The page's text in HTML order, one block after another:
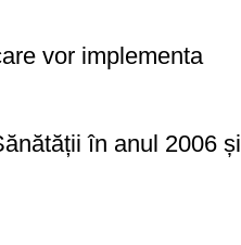
vor implementa
în anul 2006 și